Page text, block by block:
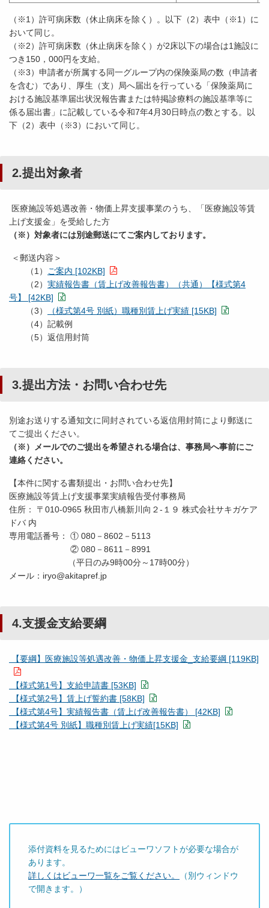
（※1）許可病床数（休止病床を除く）。以下（2）表中（※1）に
おいて同じ。
（※2）許可病床数（休止病床を除く）が2床以下の場合は1施設に
つき150，000円を支給。
（※3）申請者が所属する同一グループ内の保険薬局の数（申請者
を含む）であり、厚生（支）局へ届出を行っている「保険薬局に
おける施設基準届出状況報告書または特掲診療料の施設基準等に
係る届出書」に記載している令和7年4月30日時点の数とする。以
下（2）表中（※3）において同じ。
2.提出対象者
医療施設等処遇改善・物価上昇支援事業のうち、「医療施設等賃
上げ支援金」を受給した方
（※）対象者には別途郵送にてご案内しております。
＜郵送内容＞
（1）
ご案内 [102KB]
（2） 実績報告書（賃上げ改善報告書）（共通）【様式第4
号】 [42KB]
（3）
（様式第4号 別紙）職種別賃上げ実績 [15KB]
（4）記載例
（5）返信用封筒
3.提出方法・お問い合わせ先
別途お送りする通知文に同封されている返信用封筒により郵送に
てご提出ください。
（※）メールでのご提出を希望される場合は、事務局へ事前にご
連絡ください。
【本件に関する書類提出・お問い合わせ先】
医療施設等賃上げ支援事業実績報告受付事務局
住所： 〒010-0965 秋田市八橋新川向２-１９ 株式会社サキガケア
ドバ 内
専用電話番号： ① 080－8602－5113
② 080－8611－8991
（平日のみ9時00分～17時00分）
メール：iryo@akitapref.jp
4.支援金支給要綱
【要綱】医療施設等処遇改善・物価上昇支援金_支給要綱 [119KB]
【様式第1号】支給申請書 [53KB]
【様式第2号】賃上げ誓約書 [58KB]
【様式第4号】実績報告書（賃上げ改善報告書） [42KB]
【様式第4号 別紙】職種別賃上げ実績[15KB]
添付資料を見るためにはビューワソフトが必要な場合が
あります。
詳しくはビューワ一覧をご覧ください。
（別ウィンドウ
で開きます。）